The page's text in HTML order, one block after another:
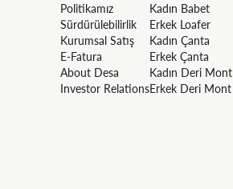
Politikamız
Sürdürülebilirlik
Kurumsal Satış
E-Fatura
About Desa
Investor Relations
Kadın Babet
Erkek Loafer
Kadın Çanta
Erkek Çanta
Kadın Deri Mont
Erkek Deri Mont